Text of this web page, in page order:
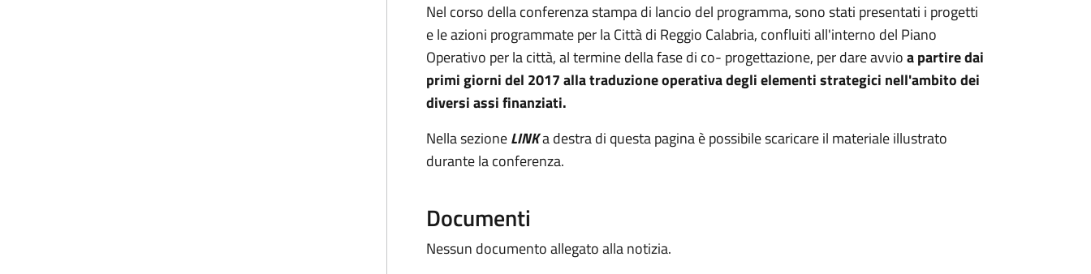
Nel corso della conferenza stampa di lancio del programma, sono stati presentati i progetti
e le azioni programmate per la Città di Reggio Calabria, confluiti all'interno del Piano
Operativo per la città, al termine della fase di co- progettazione, per dare avvioa partire dai
primi giorni del 2017 alla traduzione operativa degli elementi strategici nell'ambito dei
diversi assi finanziati.
Nella sezioneLINKa destra di questa pagina è possibile scaricare il materiale illustrato
durante la conferenza.
Documenti
Nessun documento allegato alla notizia.